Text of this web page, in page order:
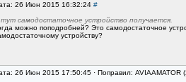
26 Июн 2015 16:32:24 #
самодостаточное устройство получается.
можно поподробней? Это самодостаточное
устройству?
26 Июн 2015 17:50:45 · Поправил: